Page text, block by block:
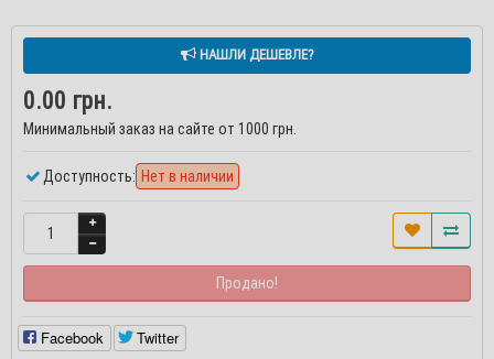
НАШЛИ ДЕШЕВЛЕ?
0.00 грн.
Минимальный заказ на сайте от 1000 грн.
Доступность: Нет в наличии
Продано!
Facebook Twitter